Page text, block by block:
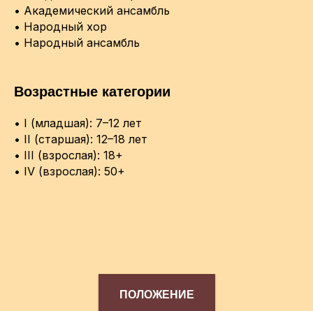
• Академический ансамбль
• Народный хор
• Народный ансамбль
Возрастные категории
• I (младшая): 7–12 лет
• II (старшая): 12–18 лет
• III (взрослая): 18+
• IV (взрослая): 50+
ПОЛОЖЕНИЕ